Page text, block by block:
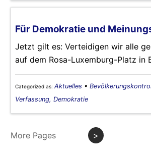
Für Demokratie und
Jetzt gilt es: Verteidigen wir alle
auf dem Rosa-Luxemburg-Platz in
Categorized as: Aktuelles •
Verfassung, Demokratie
More Pages >